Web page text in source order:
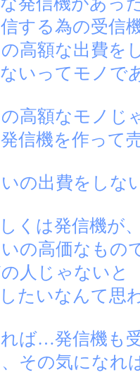
する為の受信
高額な出費を
いってモノで
高額なモノじ
信機を作って
の出費をしな
くは発信機が
の高価なもの
人じゃないと
たいなんて思
ば…発信機も
その気になれ